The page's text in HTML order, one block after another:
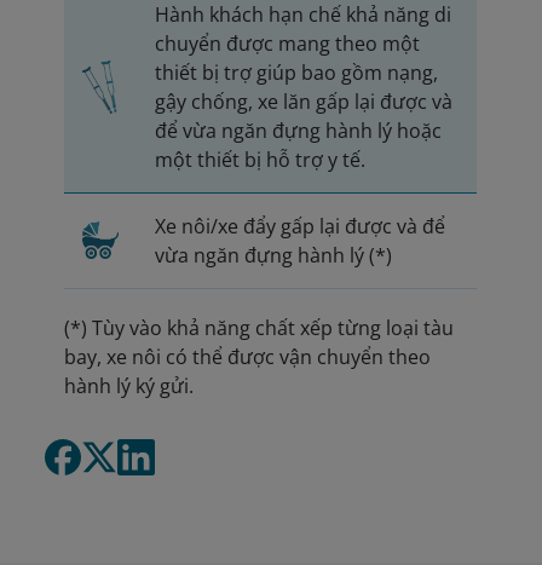
Hành khách hạn chế khả năng di
chuyển được mang theo một
thiết bị trợ giúp bao gồm nạng,
gậy chống, xe lăn gấp lại được và
để vừa ngăn đựng hành lý hoặc
một thiết bị hỗ trợ y tế.
Xe nôi/xe đẩy gấp lại được và để
vừa ngăn đựng hành lý (*)
(*) Tùy vào khả năng chất xếp từng loại tàu
bay, xe nôi có thể được vận chuyển theo
hành lý ký gửi.